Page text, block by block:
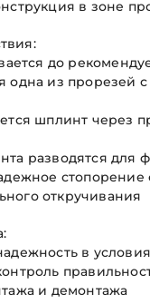
в зоне
до
одна из прорезей
шплинт через
разводятся для
стопорение
откручивания
в
и демонтажа